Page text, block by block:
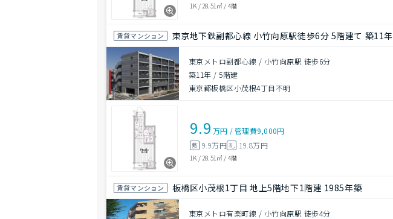
1K / 28.51㎡ / 4階
賃貸マンション 東京地下鉄副都心線 小竹向原駅徒歩6分 5階建て 築11年
東京メトロ副都心線 / 小竹向原駅 徒歩6分
築11年 /5階建
東京都板橋区小茂根4丁目不明
9.9 万円 /管理費9,000円
敷 9.9万円礼 19.8万円
1K / 28.51㎡ / 4階
賃貸マンション 板橋区小茂根1丁目 地上5階地下1階建 1985年築
東京メトロ有楽町線 / 小竹向原駅 徒歩4分